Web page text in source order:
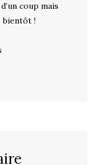
coup mais
bientôt !